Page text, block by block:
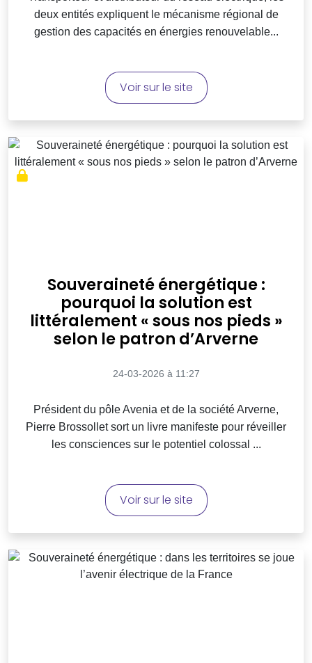
deux entités expliquent le mécanisme régional de
gestion des capacités en énergies renouvelable...
Voir sur le site
Souveraineté énergétique :
pourquoi la solution est
littéralement « sous nos pieds »
selon le patron d’Arverne
24-03-2026 à 11:27
Président du pôle Avenia et de la société Arverne,
Pierre Brossollet sort un livre manifeste pour réveiller
les consciences sur le potentiel colossal ...
Voir sur le site